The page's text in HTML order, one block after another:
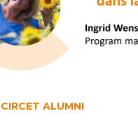
CIRCET ALUMNI